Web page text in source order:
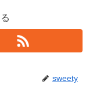
sweety